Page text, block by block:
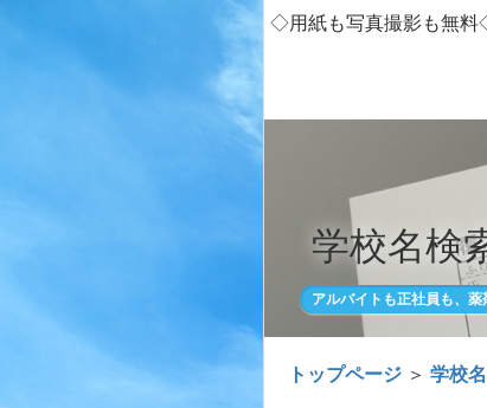
◇用紙も写真撮影も無
学校名検
アルバイトも正社員も、
トップページ ＞ 学校